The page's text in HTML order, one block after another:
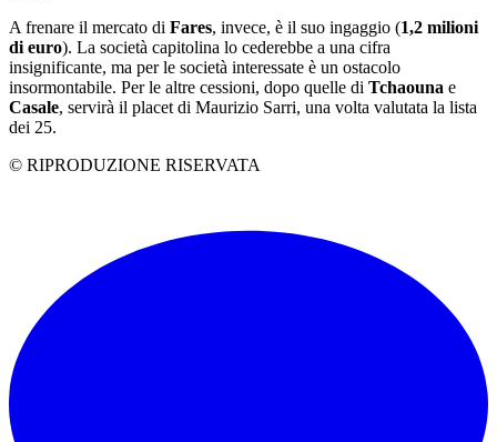
A frenare il mercato di Fares, invece, è il suo ingaggio (1,2 milioni
di euro). La società capitolina lo cederebbe a una cifra
insignificante, ma per le società interessate è un ostacolo
insormontabile. Per le altre cessioni, dopo quelle di Tchaouna e
Casale, servirà il placet di Maurizio Sarri, una volta valutata la lista
dei 25.
© RIPRODUZIONE RISERVATA